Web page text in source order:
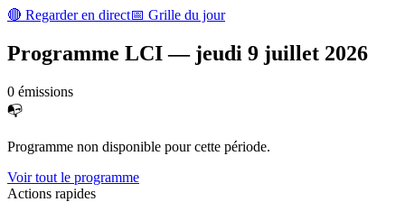
🔴 Regarder en direct📅 Grille du jour
Programme LCI— jeudi 9 juillet 2026
0 émissions
📭
Programme non disponible pour cette période.
Voir tout le programme
Actions rapides